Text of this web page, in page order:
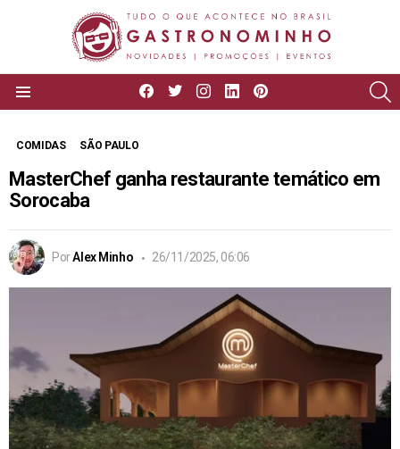
facebooktwitterinstagram
linkedin
COMIDAS SÃO PAULO
MasterChef ganha restaurante temático em
Sorocaba
PorAlex Minho 26/11/2025, 06:06